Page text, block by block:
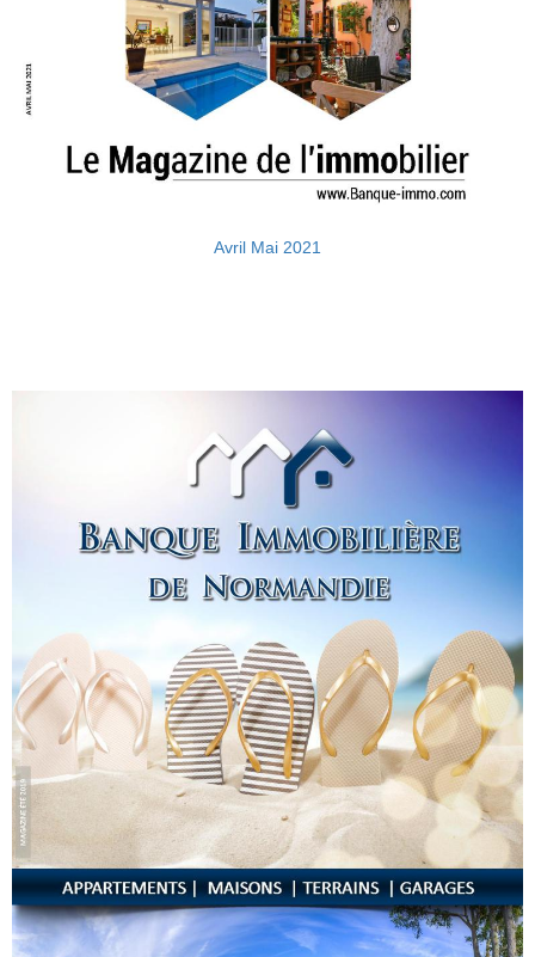
Avril Mai 2021